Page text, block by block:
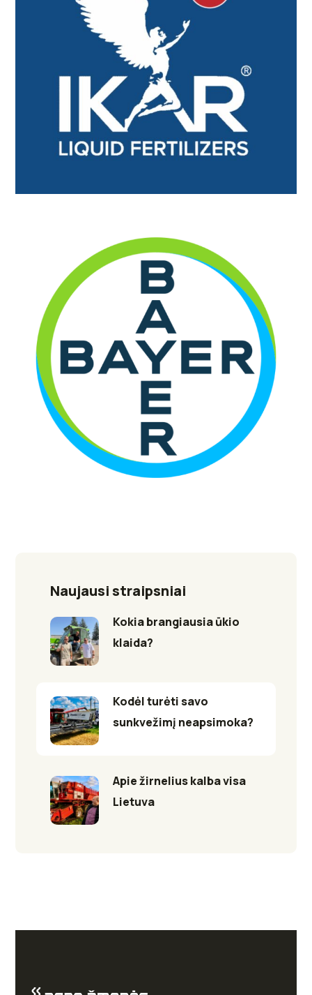
Naujausi straipsniai
Kokia brangiausia ūkio
klaida?
Kodėl turėti savo
sunkvežimį neapsimoka?
Apie žirnelius kalba visa
Lietuva